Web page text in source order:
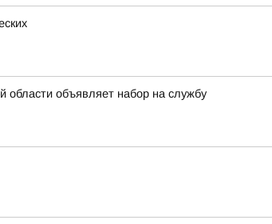
объявляет набор на службу